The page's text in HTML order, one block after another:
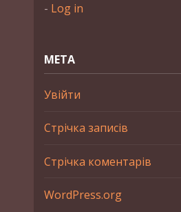
- Log in
МЕТА
Увійти
Стрічка записів
Стрічка коментарів
WordPress.org